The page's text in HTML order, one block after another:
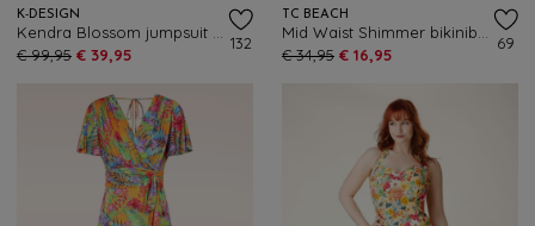
K-DESIGN
€ 99,95 € 39,95
132
TC BEACH
€ 34,95 € 16,95
69